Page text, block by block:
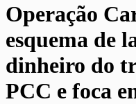
Operação
esquema de
dinheiro do
PCC e foca